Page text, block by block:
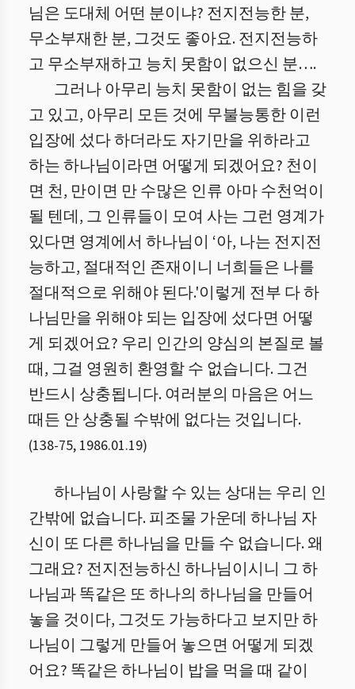
님은 도대체 어떤 분이냐? 전지전능한 분,
무소부재한 분, 그것도 좋아요. 전지전능하
고 무소부재하고 능치 못함이 없으신 분….
그러나 아무리 능치 못함이 없는 힘을 갖
고 있고, 아무리 모든 것에 무불능통한 이런
입장에 섰다 하더라도 자기만을 위하라고
하는 하나님이라면 어떻게 되겠어요? 천이
면 천, 만이면 만 수많은 인류 아마 수천억이
될 텐데, 그 인류들이 모여 사는 그런 영계가
있다면 영계에서 하나님이 ‘아, 나는 전지전
능하고, 절대적인 존재이니 너희들은 나를
절대적으로 위해야 된다.'이렇게 전부 다 하
나님만을 위해야 되는 입장에 섰다면 어떻
게 되겠어요? 우리 인간의 양심의 본질로 볼
때, 그걸 영원히 환영할 수 없습니다. 그건
반드시 상충됩니다. 여러분의 마음은 어느
때든 안 상충될 수밖에 없다는 것입니다.
(138-75, 1986.01.19)
하나님이 사랑할 수 있는 상대는 우리 인
간밖에 없습니다. 피조물 가운데 하나님 자
신이 또 다른 하나님을 만들 수 없습니다. 왜
그래요? 전지전능하신 하나님이시니 그 하
나님과 똑같은 또 하나의 하나님을 만들어
놓을 것이다, 그것도 가능하다고 보지만 하
나님이 그렇게 만들어 놓으면 어떻게 되겠
어요? 똑같은 하나님이 밥을 먹을 때 같이